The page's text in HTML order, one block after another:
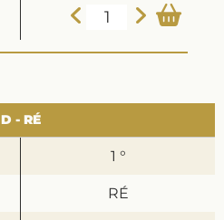
D - RÉ
1 °
RÉ